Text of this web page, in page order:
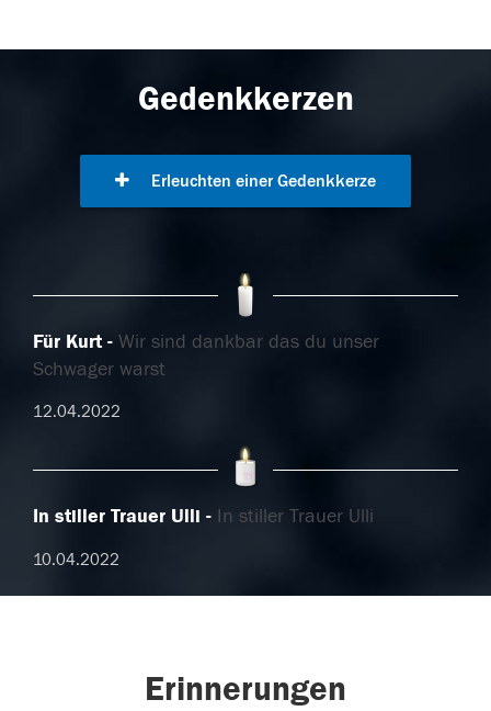
Gedenkkerzen
Erleuchten einer Gedenkkerze
Für Kurt
Wir sind dankbar das du unser
Schwager warst
12.04.2022
In stiller Trauer Ulli In stiller Trauer Ulli
10.04.2022
Erinnerungen